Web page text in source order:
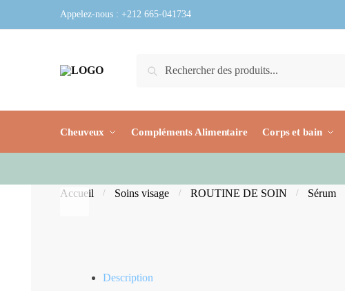
Skip to navigation
Skip to contentAppelez-nous : +212 665-041734
Cheuveux Compléments Alimentaire Corps et bain
Accueil / Soins visage / ROUTINE DE SOIN / Sérum
Description